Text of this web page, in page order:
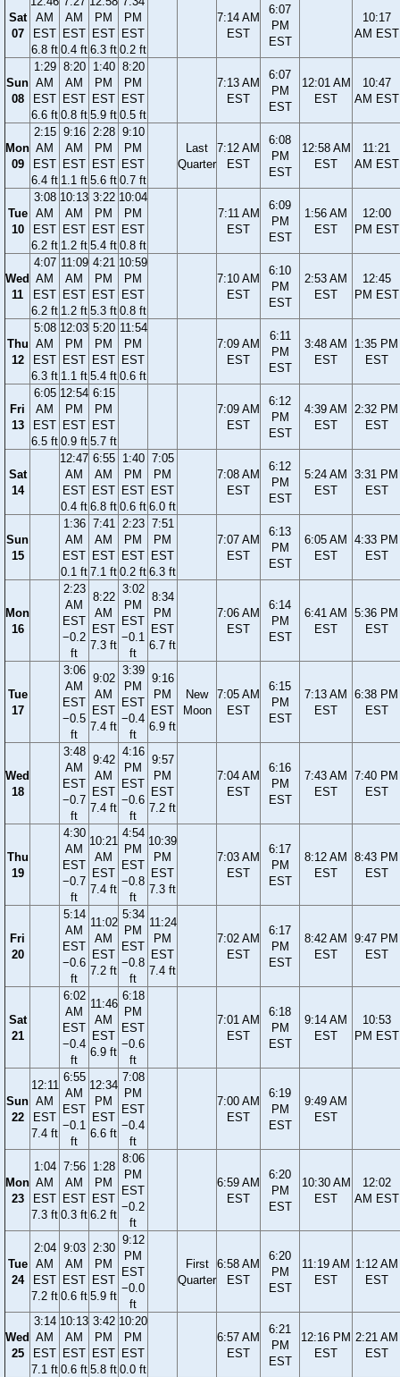
Sat
07
AM
EST
6.8 ft
AM
EST
0.4 ft
PM
EST
6.3 ft
PM
EST
0.2 ft
7:14 AM
EST
6:07
PM
EST
10:17
AM EST
Sun
08
1:29
AM
EST
6.6 ft
8:20
AM
EST
0.8 ft
1:40
PM
EST
5.9 ft
8:20
PM
EST
0.5 ft
7:13 AM
EST
6:07
PM
EST
12:01 AM
EST
10:47
AM EST
Mon
09
2:15
AM
EST
6.4 ft
9:16
AM
EST
1.1 ft
2:28
PM
EST
5.6 ft
9:10
PM
EST
0.7 ft
Last
Quarter
7:12 AM
EST
6:08
PM
EST
12:58 AM
EST
11:21
AM EST
Tue
10
3:08
AM
EST
6.2 ft
10:13
AM
EST
1.2 ft
3:22
PM
EST
5.4 ft
10:04
PM
EST
0.8 ft
7:11 AM
EST
6:09
PM
EST
1:56 AM
EST
12:00
PM EST
Wed
11
4:07
AM
EST
6.2 ft
11:09
AM
EST
1.2 ft
4:21
PM
EST
5.3 ft
10:59
PM
EST
0.8 ft
7:10 AM
EST
6:10
PM
EST
2:53 AM
EST
12:45
PM EST
Thu
12
5:08
AM
EST
6.3 ft
12:03
PM
EST
1.1 ft
5:20
PM
EST
5.4 ft
11:54
PM
EST
0.6 ft
7:09 AM
EST
6:11
PM
EST
3:48 AM
EST
1:35 PM
EST
Fri
13
6:05
AM
EST
6.5 ft
12:54
PM
EST
0.9 ft
6:15
PM
EST
5.7 ft
7:09 AM
EST
6:12
PM
EST
4:39 AM
EST
2:32 PM
EST
Sat
14
12:47
AM
EST
0.4 ft
6:55
AM
EST
6.8 ft
1:40
PM
EST
0.6 ft
7:05
PM
EST
6.0 ft
7:08 AM
EST
6:12
PM
EST
5:24 AM
EST
3:31 PM
EST
Sun
15
1:36
AM
EST
0.1 ft
7:41
AM
EST
7.1 ft
2:23
PM
EST
0.2 ft
7:51
PM
EST
6.3 ft
7:07 AM
EST
6:13
PM
EST
6:05 AM
EST
4:33 PM
EST
Mon
16
2:23
AM
EST
−0.2
ft
8:22
AM
EST
7.3 ft
3:02
PM
EST
−0.1
ft
8:34
PM
EST
6.7 ft
7:06 AM
EST
6:14
PM
EST
6:41 AM
EST
5:36 PM
EST
Tue
17
3:06
AM
EST
−0.5
ft
9:02
AM
EST
7.4 ft
3:39
PM
EST
−0.4
ft
9:16
PM
EST
6.9 ft
New
Moon
7:05 AM
EST
6:15
PM
EST
7:13 AM
EST
6:38 PM
EST
Wed
18
3:48
AM
EST
−0.7
ft
9:42
AM
EST
7.4 ft
4:16
PM
EST
−0.6
ft
9:57
PM
EST
7.2 ft
7:04 AM
EST
6:16
PM
EST
7:43 AM
EST
7:40 PM
EST
Thu
19
4:30
AM
EST
−0.7
ft
10:21
AM
EST
7.4 ft
4:54
PM
EST
−0.8
ft
10:39
PM
EST
7.3 ft
7:03 AM
EST
6:17
PM
EST
8:12 AM
EST
8:43 PM
EST
Fri
20
5:14
AM
EST
−0.6
ft
11:02
AM
EST
7.2 ft
5:34
PM
EST
−0.8
ft
11:24
PM
EST
7.4 ft
7:02 AM
EST
6:17
PM
EST
8:42 AM
EST
9:47 PM
EST
Sat
21
6:02
AM
EST
−0.4
ft
11:46
AM
EST
6.9 ft
6:18
PM
EST
−0.6
ft
7:01 AM
EST
6:18
PM
EST
9:14 AM
EST
10:53
PM EST
Sun
22
12:11
AM
EST
7.4 ft
6:55
AM
EST
−0.1
ft
12:34
PM
EST
6.6 ft
7:08
PM
EST
−0.4
ft
7:00 AM
EST
6:19
PM
EST
9:49 AM
EST
Mon
23
1:04
AM
EST
7.3 ft
7:56
AM
EST
0.3 ft
1:28
PM
EST
6.2 ft
8:06
PM
EST
−0.2
ft
6:59 AM
EST
6:20
PM
EST
10:30 AM
EST
12:02
AM EST
Tue
24
2:04
AM
EST
7.2 ft
9:03
AM
EST
0.6 ft
2:30
PM
EST
5.9 ft
9:12
PM
EST
−0.0
ft
First
Quarter
6:58 AM
EST
6:20
PM
EST
11:19 AM
EST
1:12 AM
EST
Wed
25
3:14
AM
EST
7.1 ft
10:13
AM
EST
0.6 ft
3:42
PM
EST
5.8 ft
10:20
PM
EST
0.0 ft
6:57 AM
EST
6:21
PM
EST
12:16 PM
EST
2:21 AM
EST